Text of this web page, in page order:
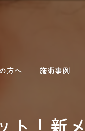
方へ 施術事例
ト！新